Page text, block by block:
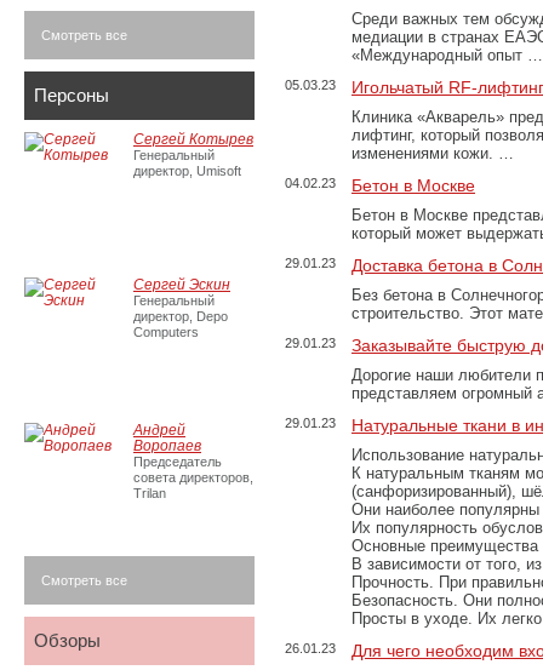
Среди важных тем
медиации в странах
«Международный опыт …
05.03.23 Игольчатый RF-
Клиника «Акварель»
лифтинг, который
изменениями кожи. …
04.02.23 Бетон в Москве
Бетон в Москве
который может
29.01.23 Доставка бетона в
Без бетона в
строительство. Этот
29.01.23 Заказывайте быструю
Дорогие наши любители
представляем огромный
29.01.23 Натуральные ткани в
Использование
К натуральным тканям
(санфоризированный),
Они наиболее популярны
Их популярность
Основные преимущества
В зависимости от того,
Прочность. При
Безопасность. Они
Просты в уходе. Их
26.01.23 Для чего необходим
Смотреть все
Персоны
Сергей Котырев
Генеральный
директор, Umisoft
Сергей Эскин
Генеральный
директор, Depo
Computers
Андрей
Воропаев
Председатель
совета директоров,
Trilan
Смотреть все
Обзоры